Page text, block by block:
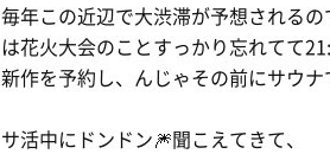
毎年この近辺で大渋滞が予想される
は花火大会のことすっかり忘れてて
新作を予約し、んじゃその前にサウナ
サ活中にドンドン🎆聞こえてきて、